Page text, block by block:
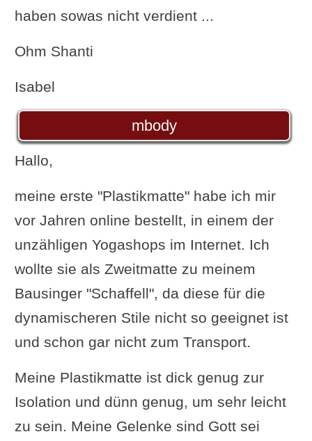
haben sowas nicht verdient ...
Ohm Shanti
Isabel
mbody
Hallo,
meine erste "Plastikmatte" habe ich mir
vor Jahren online bestellt, in einem der
unzähligen Yogashops im Internet. Ich
wollte sie als Zweitmatte zu meinem
Bausinger "Schaffell", da diese für die
dynamischeren Stile nicht so geeignet ist
und schon gar nicht zum Transport.
Meine Plastikmatte ist dick genug zur
Isolation und dünn genug, um sehr leicht
zu sein. Meine Gelenke sind Gott sei